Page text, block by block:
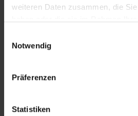
weiteren Daten zusammen, die
Notwendig
Präferenzen
Statistiken
In Sicherheit in
SRT-Untertitel